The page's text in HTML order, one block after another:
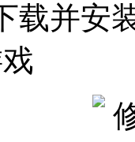
载并安